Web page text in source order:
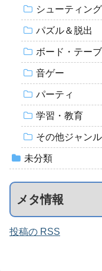
シューティング
パズル＆脱出
ボード・テー
音ゲー
パーティ
学習・教育
その他ジャンル
未分類
メタ情報
投稿の RSS